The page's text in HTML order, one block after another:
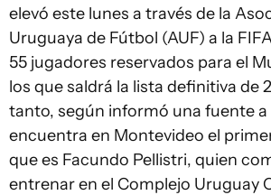
elevó este lunes a través de la
Uruguaya de Fútbol (AUF) a la
55 jugadores reservados para el
los que saldrá la lista definitiva de
tanto, según informó una fuente a
encuentra en Montevideo el
que es Facundo Pellistri, quien
entrenar en el Complejo Uruguay